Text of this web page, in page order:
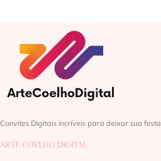
Convites Digitais incríveis para deixar sua
ARTE COELHO DIGITAL